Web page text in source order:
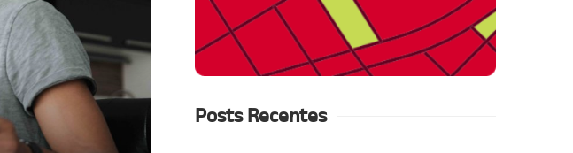
Posts Recentes